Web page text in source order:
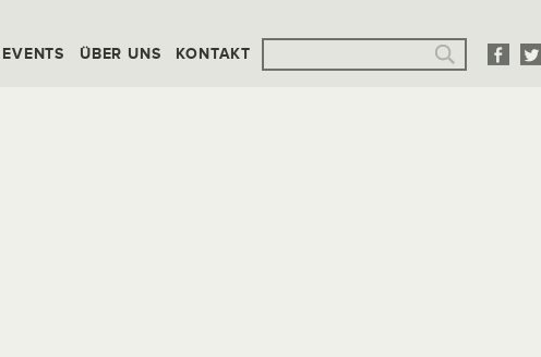
EVENTS ÜBER UNS KONTAKT